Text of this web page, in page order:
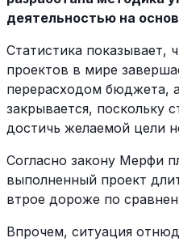
деятельностью на
Статистика показывает,
проектов в мире
перерасходом бюджета,
закрывается, поскольку
достичь желаемой цели
Согласно закону Мерфи
выполненный проект
втрое дороже по
Впрочем, ситуация